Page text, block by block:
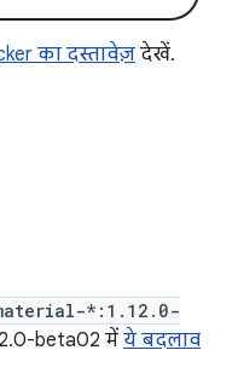
का दस्तावेज़देखें.
*:1.12.0-
beta02 में ये बदलाव